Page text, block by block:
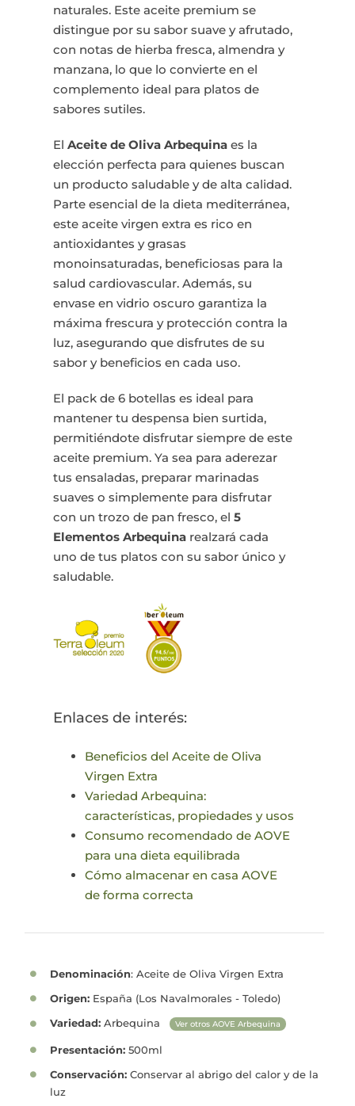
naturales. Este aceite premium se
distingue por su sabor suave y afrutado,
con notas de hierba fresca, almendra y
manzana, lo que lo convierte en el
complemento ideal para platos de
sabores sutiles.
ElAceite de Oliva Arbequina es la
elección perfecta para quienes buscan
un producto saludable y de alta calidad.
Parte esencial de la dieta mediterránea,
este aceite virgen extra es rico en
antioxidantes y grasas
monoinsaturadas, beneficiosas para la
salud cardiovascular. Además, su
envase en vidrio oscuro garantiza la
máxima frescura y protección contra la
luz, asegurando que disfrutes de su
sabor y beneficios en cada uso.
El pack de 6 botellas es ideal para
mantener tu despensa bien surtida,
permitiéndote disfrutar siempre de este
aceite premium. Ya sea para aderezar
tus ensaladas, preparar marinadas
suaves o simplemente para disfrutar
con un trozo de pan fresco, el5
Elementos Arbequina realzará cada
uno de tus platos con su sabor único y
saludable.
Enlaces de interés:
Beneficios del Aceite de Oliva
Virgen Extra
Variedad Arbequina:
características, propiedades y usos
Consumo recomendado de AOVE
para una dieta equilibrada
Cómo almacenar en casa AOVE
de forma correcta
Denominación: Aceite de Oliva Virgen Extra
Origen:España (Los Navalmorales - Toledo)
Variedad:Arbequina Ver otros AOVE Arbequina
Presentación:500ml
Conservación:Conservar al abrigo del calor y de la
luz